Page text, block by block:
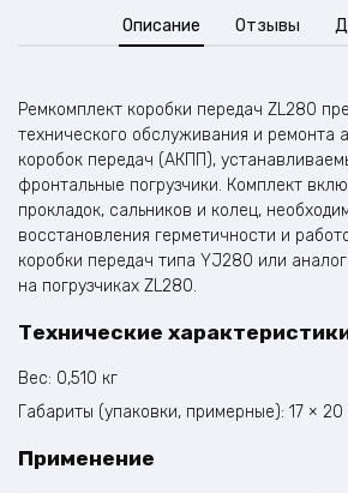
Описание Отзывы
Ремкомплект коробки передач ZL280
технического обслуживания и ремонта
коробок передач (АКПП),
фронтальные погрузчики. Комплект
прокладок, сальников и колец,
восстановления герметичности и
коробки передач типа YJ280 или
на погрузчиках ZL280.
Технические
Вес: 0,510 кг
Габариты (упаковки, примерные): 17 ×
Применение